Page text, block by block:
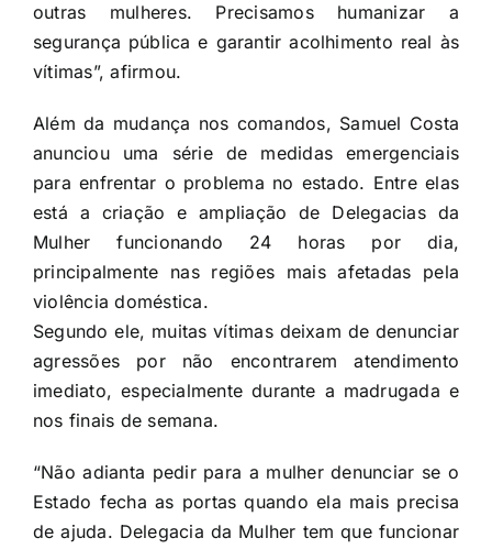
outras mulheres. Precisamos humanizar a
segurança pública e garantir acolhimento real às
vítimas”, afirmou.
Além da mudança nos comandos, Samuel Costa
anunciou uma série de medidas emergenciais
para enfrentar o problema no estado. Entre elas
está a criação e ampliação de Delegacias da
Mulher funcionando 24 horas por dia,
principalmente nas regiões mais afetadas pela
violência doméstica.
Segundo ele, muitas vítimas deixam de denunciar
agressões por não encontrarem atendimento
imediato, especialmente durante a madrugada e
nos finais de semana.
“Não adianta pedir para a mulher denunciar se o
Estado fecha as portas quando ela mais precisa
de ajuda. Delegacia da Mulher tem que funcionar